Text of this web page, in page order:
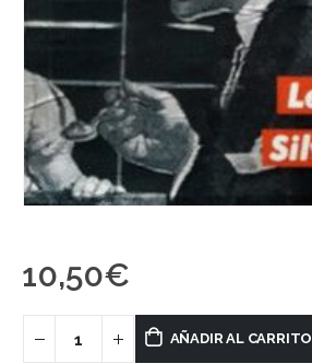
10,50€
AÑADIR AL CARRITO